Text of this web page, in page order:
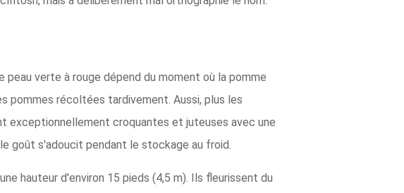
verte à rouge dépend du moment où la pomme
récoltées tardivement. Aussi, plus les
exceptionnellement croquantes et juteuses avec une
goût s'adoucit pendant le stockage au froid.
hauteur d'environ 15 pieds (4,5 m). Ils fleurissent du